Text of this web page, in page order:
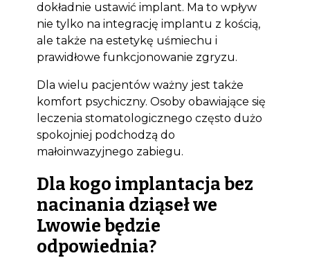
dokładnie ustawić implant. Ma to wpływ
nie tylko na integrację implantu z kością,
ale także na estetykę uśmiechu i
prawidłowe funkcjonowanie zgryzu.
Dla wielu pacjentów ważny jest także
komfort psychiczny. Osoby obawiające się
leczenia stomatologicznego często dużo
spokojniej podchodzą do
małoinwazyjnego zabiegu.
Dla kogo implantacja bez
nacinania dziąseł we
Lwowie będzie
odpowiednia?